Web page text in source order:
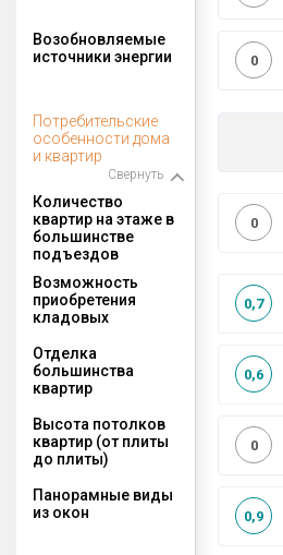
Возобновляемые
источники энергии
0
Потребительские
особенности дома
и квартир
Свернуть
Количество
квартир на этаже в
большинстве
подъездов
0
Возможность
приобретения
кладовых
0,7
Отделка
большинства
квартир
0,6
Высота потолков
квартир (от плиты
до плиты)
0
Панорамные виды
из окон
0,9